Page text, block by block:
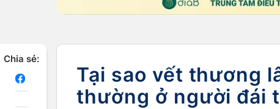
Chia sẻ:
Tại sao vết thương
thường ở người đái